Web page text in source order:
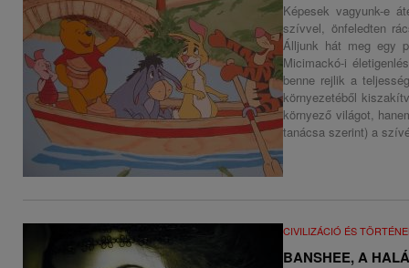
Képesek vagyunk-e
szívvel, önfeledten
Álljunk hát meg egy
Micimackó-i
benne rejlik a
környezetéből
környező világot,
tanácsa szerint) a
CIVILIZÁCIÓ ÉS
BANSHEE, A